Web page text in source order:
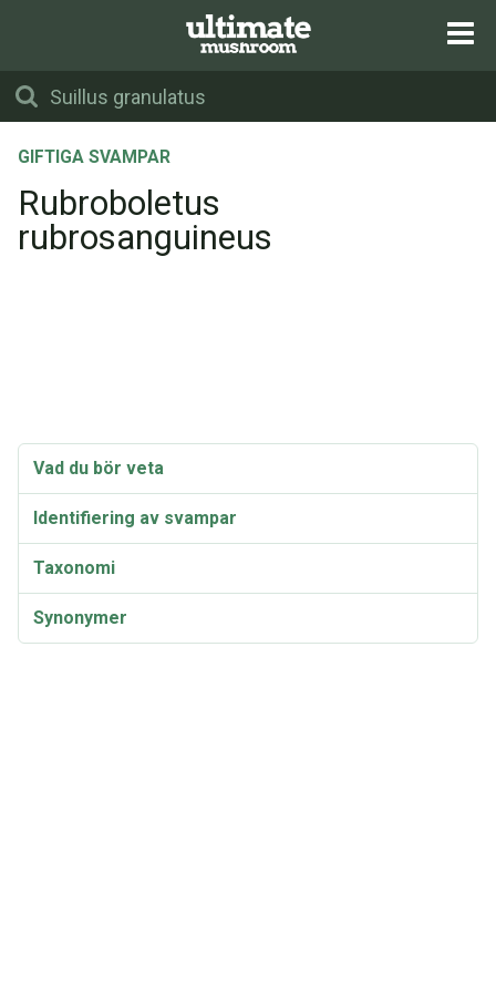
GIFTIGA SVAMPAR
Rubroboletus
rubrosanguineus
Vad du bör veta
Identifiering av svampar
Taxonomi
Synonymer